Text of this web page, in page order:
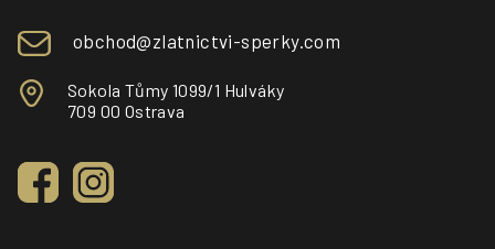
obchod@zlatnictvi-sperky.com
Sokola Tůmy 1099/1 Hulváky
709 00 Ostrava